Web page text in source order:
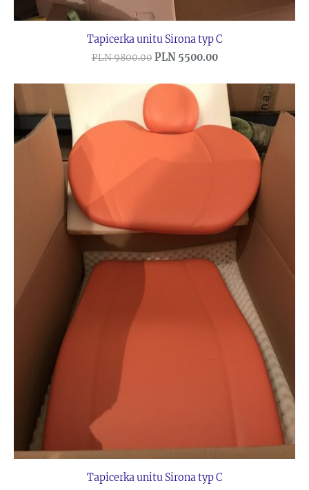
Tapicerka unitu Sirona typ C
PLN 9800.00 PLN 5500.00
Tapicerka unitu Sirona typ C